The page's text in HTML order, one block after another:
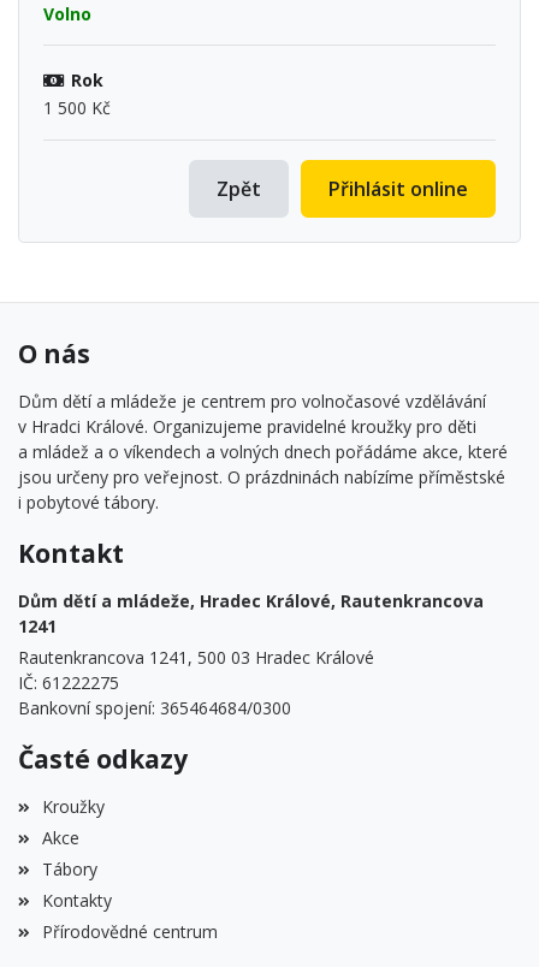
Volno
Rok
1 500 Kč
Přihlásit online
Zpět
O nás
Dům dětí a mládeže je centrem pro volnočasové vzdělávání
v Hradci Králové. Organizujeme pravidelné kroužky pro děti
a mládež a o víkendech a volných dnech pořádáme akce, které
jsou určeny pro veřejnost. O prázdninách nabízíme příměstské
i pobytové tábory.
Kontakt
Dům dětí a mládeže, Hradec Králové, Rautenkrancova
1241
Rautenkrancova 1241, 500 03 Hradec Králové
IČ: 61222275
Bankovní spojení: 365464684/0300
Časté odkazy
Kroužky
Akce
Tábory
Kontakty
Přírodovědné centrum